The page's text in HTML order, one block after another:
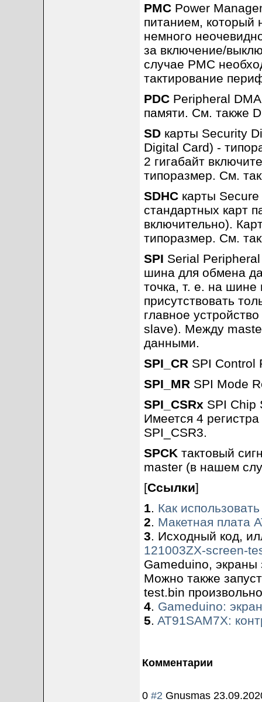
PMCPower
питанием, который
немного
за включение/
случае PMC
тактирование
PDCPeripheral DMA
памяти. См. также
SDкарты Security
Digital Card) -
2 гигабайт
типоразмер. См.
SDHCкарты Secure
стандартных карт
включительно).
типоразмер. См.
SPI Serial
шина для обмена
точка, т. е. на
присутствовать
главное
slave). Между
данными.
SPI_CR SPI Control
SPI_MR SPI Mode
SPI_CSRx SPI Chip
Имеется 4
SPI_CSR3.
SPCKтактовый
master (в нашем
[Ссылки]
1
Как
2
Макетная плата
3 . Исходный код,
121003ZX-screen-
Gameduino, экраны
Можно также
test.bin
4. Gameduino:
5 AT91SAM7X:
Комментарии
0 #2 Gnusmas